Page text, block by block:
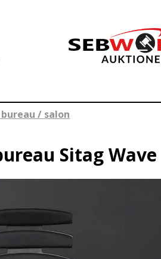
/ salon
Sitag Wave